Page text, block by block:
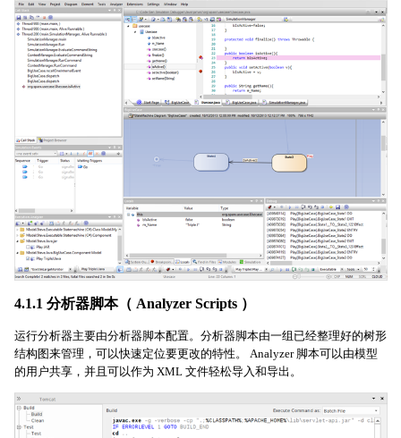
4.1.1 分析器脚本（ Analyzer Scripts ）
运行分析器主要由分析器脚本配置。分析器脚本由一组已经整理好的树形
结构图来管理，可以快速定位要更改的特性。 Analyzer 脚本可以由模型
的用户共享，并且可以作为 XML 文件轻松导入和导出。